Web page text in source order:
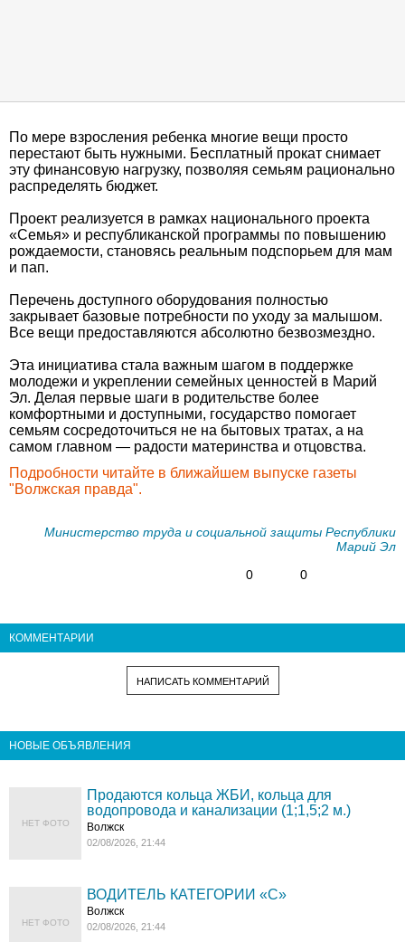
По мере взросления ребенка многие вещи просто
перестают быть нужными. Бесплатный прокат снимает
эту финансовую нагрузку, позволяя семьям рационально
распределять бюджет.
Проект реализуется в рамках национального проекта
«Семья» и республиканской программы по повышению
рождаемости, становясь реальным подспорьем для мам
и пап.
Перечень доступного оборудования полностью
закрывает базовые потребности по уходу за малышом.
Все вещи предоставляются абсолютно безвозмездно.
Эта инициатива стала важным шагом в поддержке
молодежи и укреплении семейных ценностей в Марий
Эл. Делая первые шаги в родительстве более
комфортными и доступными, государство помогает
семьям сосредоточиться не на бытовых тратах, а на
самом главном — радости материнства и отцовства.
Подробности читайте в ближайшем выпуске газеты
"Волжская правда".
Министерство труда и социальной защиты Республики
Марий Эл
0
0
КОММЕНТАРИИ
НАПИСАТЬ КОММЕНТАРИЙ
НОВЫЕ ОБЪЯВЛЕНИЯ
НЕТ ФОТО
Продаются кольца ЖБИ, кольца для
водопровода и канализации (1;1,5;2 м.)
Волжск
02/08/2026, 21:44
НЕТ ФОТО
ВОДИТЕЛЬ КАТЕГОРИИ «C»
Волжск
02/08/2026, 21:44